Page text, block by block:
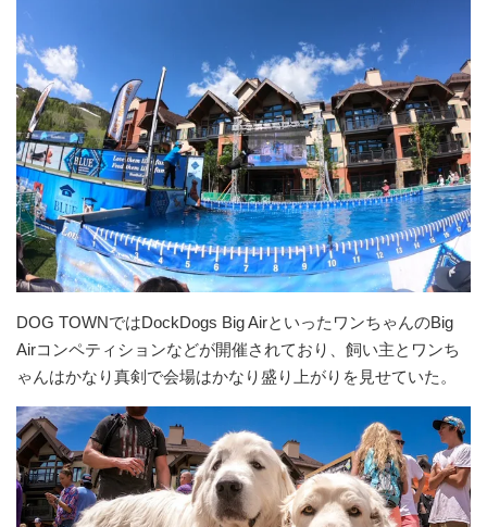
DOG TOWNではDockDogs Big AirといったワンちゃんのBig
Airコンペティションなどが開催されており、飼い主とワンち
ゃんはかなり真剣で会場はかなり盛り上がりを見せていた。